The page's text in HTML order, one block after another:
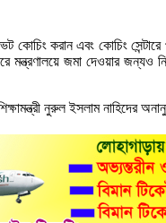
কোচিং করান এবং কোচিং
মন্ত্রণালয়ে জমা দেওয়ার জন্যও
নুরুল ইসলাম নাহিদের